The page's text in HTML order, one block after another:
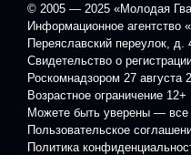
© 2005 — 2025 «Молодая
Информационное агентство
Переяславский переулок, д.
Свидетельство о
Роскомнадзором 27 августа
Возрастное ограничение 12+
Можете быть уверены —
Пользовательское
Политика